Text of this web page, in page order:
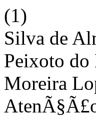
(1)
Silva de
Peixoto do
Moreira